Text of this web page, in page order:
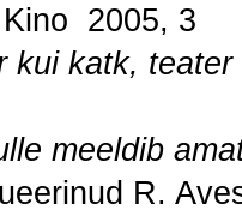
2005, 3
kui katk,
meeldib
R.